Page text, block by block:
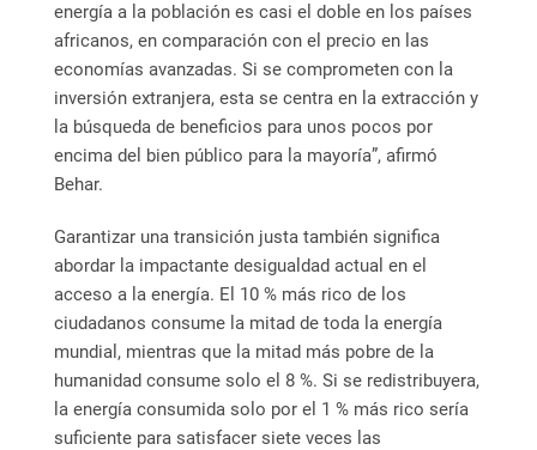
energía a la población es casi el doble en los países
africanos, en comparación con el precio en las
economías avanzadas. Si se comprometen con la
inversión extranjera, esta se centra en la extracción y
la búsqueda de beneficios para unos pocos por
encima del bien público para la mayoría”, afirmó
Behar.
Garantizar una transición justa también significa
abordar la impactante desigualdad actual en el
acceso a la energía. El 10 % más rico de los
ciudadanos consume la mitad de toda la energía
mundial, mientras que la mitad más pobre de la
humanidad consume solo el 8 %. Si se redistribuyera,
la energía consumida solo por el 1 % más rico sería
suficiente para satisfacer siete veces las